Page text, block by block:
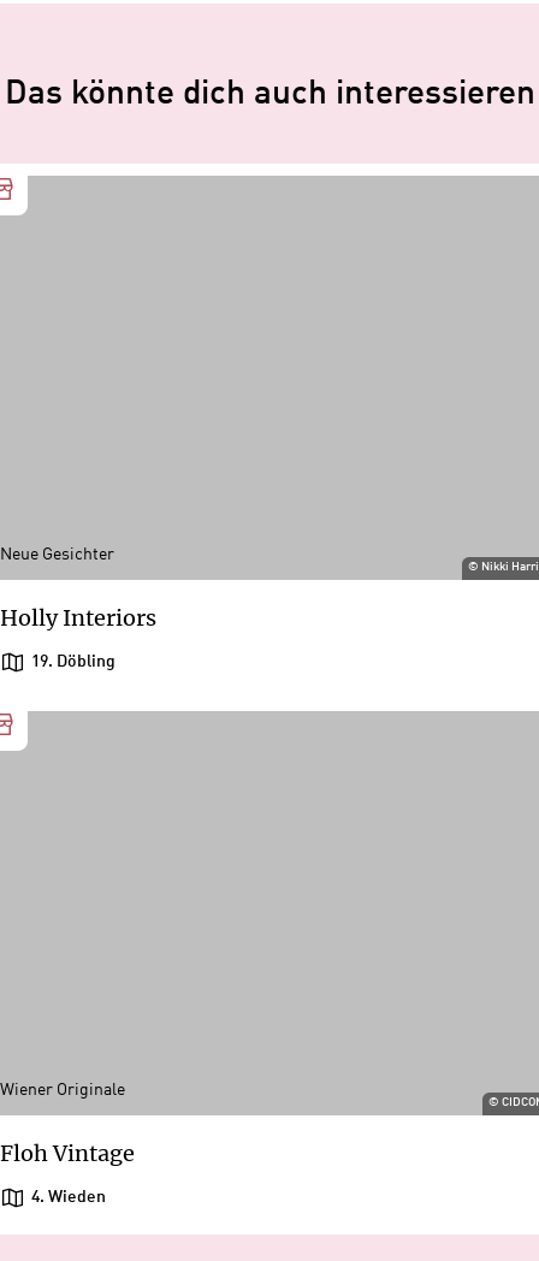
Das könnte dich auch interessieren
© Nikki
Neue Gesichter
Holly Interiors
19. Döbling
©
Wiener Originale
Floh Vintage
4. Wieden